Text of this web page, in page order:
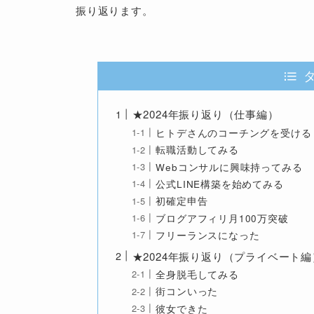
振り返ります。
★2024年振り返り（仕事編）
ヒトデさんのコーチングを受ける
転職活動してみる
Webコンサルに興味持ってみる
公式LINE構築を始めてみる
初確定申告
ブログアフィリ月100万突破
フリーランスになった
★2024年振り返り（プライベート編
全身脱毛してみる
街コンいった
彼女できた